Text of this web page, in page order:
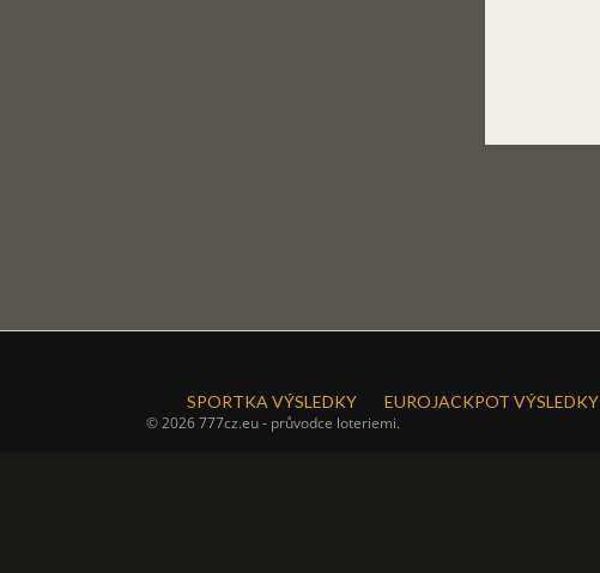
SPORTKA VÝSLEDKY EUROJACKPOT VÝSLEDKY
© 2026 777cz.eu - průvodce loteriemi.